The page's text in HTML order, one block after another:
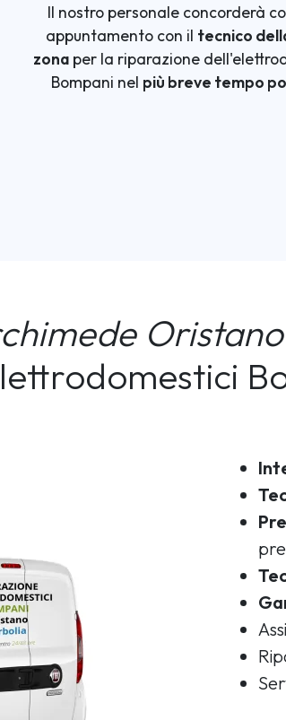
Il nostro personale concorderà
appuntamento con il tecnico
zonaper la riparazione
Bompani nel più breve tempo
Oristano